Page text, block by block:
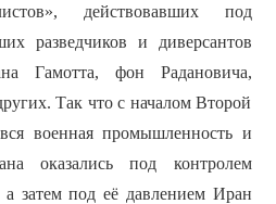
действовавших под
разведчиков и диверсантов
Гамотта, фон Радановича,
Так что с началом Второй
военная промышленность и
оказались под контролем
а затем под её давлением Иран